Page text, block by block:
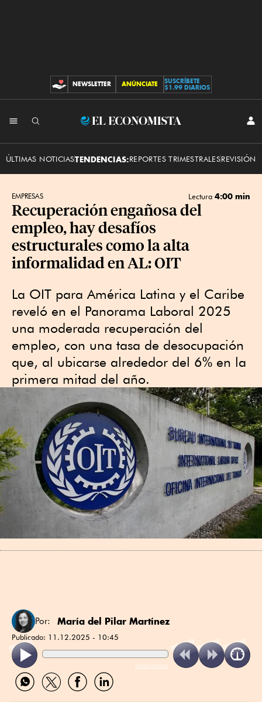
CONTRIBUCIONES
NEWSLETTER ANÚNCIATE
SUSCRÍBETE
$1.99 DIARIOS
El
ÚLTIMAS NOTICIASTENDENCIAS:REPORTES TRIMESTRALESREVISIÓN
EMPRESAS Lectura 4:00 min
Recuperación engañosa del
empleo, hay desafíos
estructurales como la alta
informalidad en AL: OIT
La OIT para América Latina y el Caribe
reveló en el Panorama Laboral 2025
una moderada recuperación del
empleo, con una tasa de desocupación
que, al ubicarse alrededor del 6% en la
primera mitad del año.
Por: María del Pilar Martínez
Publicado: 11.12.2025 - 10:45
ReadSpeaker
Compartir
por
Compartir
por
Compartir
por
Compartir
por